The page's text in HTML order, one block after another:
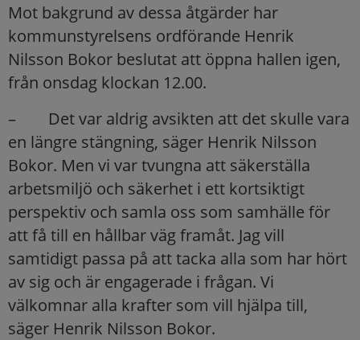
Mot bakgrund av dessa åtgärder har
kommunstyrelsens ordförande Henrik
Nilsson Bokor beslutat att öppna hallen igen,
från onsdag klockan 12.00.
– Det var aldrig avsikten att det skulle vara
en längre stängning, säger Henrik Nilsson
Bokor. Men vi var tvungna att säkerställa
arbetsmiljö och säkerhet i ett kortsiktigt
perspektiv och samla oss som samhälle för
att få till en hållbar väg framåt. Jag vill
samtidigt passa på att tacka alla som har hört
av sig och är engagerade i frågan. Vi
välkomnar alla krafter som vill hjälpa till,
säger Henrik Nilsson Bokor.